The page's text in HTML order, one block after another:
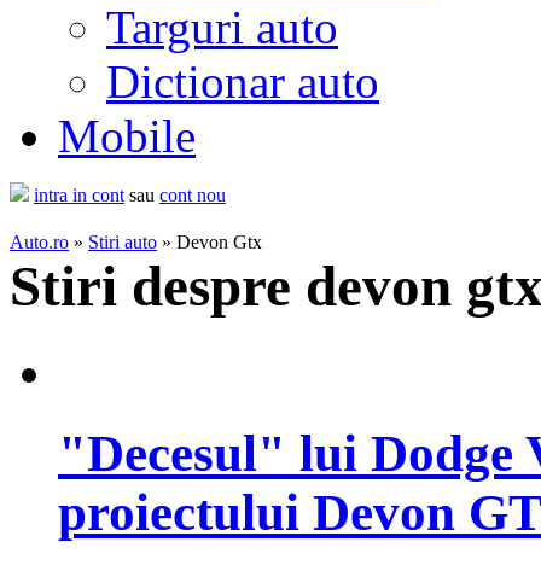
Targuri auto
Dictionar auto
Mobile
intra in cont sau cont nou
Auto.ro » Stiri auto » Devon Gtx
Stiri despre devon
"Decesul" lui Dodge
proiectului Devon